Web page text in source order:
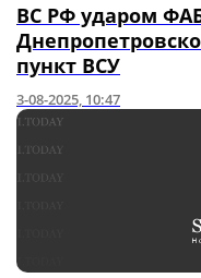
ВС РФ ударом
пункт ВСУ
3-08-2025, 10:47